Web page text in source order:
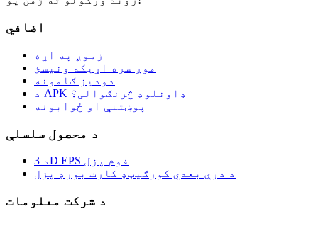
اضافي
زموږ په اړه
موږ سره اړیکه ونیسئ
دودیز ګامونه
د APK ډاونلوډ څرنګوالی؟
پوښتنې او ځوابونه
د محصول سلسلې
د 3D EPS فوم پزل
د درې بعدي کورګیټډ کارت بورډ پزل
د شرکت معلومات